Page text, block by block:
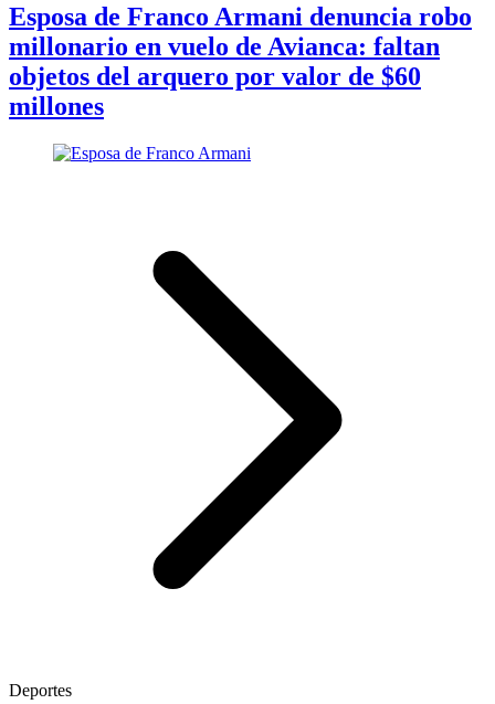
Esposa de Franco Armani denuncia robo
millonario en vuelo de Avianca: faltan
objetos del arquero por valor de $60
millones
Deportes